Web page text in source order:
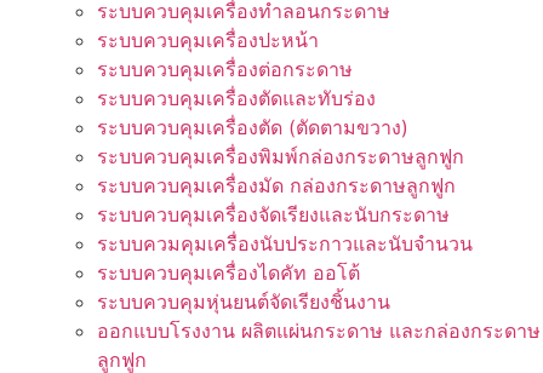
ระบบควบคุมเครื่องทำลอนกระดาษ
ระบบควบคุมเครื่องปะหน้า
ระบบควบคุมเครื่องต่อกระดาษ
ระบบควบคุมเครื่องตัดและทับร่อง
ระบบควบคุมเครื่องตัด (ตัดตามขวาง)
ระบบควบคุมเครื่องพิมพ์กล่องกระดาษลูกฟูก
ระบบควบคุมเครื่องมัด กล่องกระดาษลูกฟูก
ระบบควบคุมเครื่องจัดเรียงและนับกระดาษ
ระบบควมคุมเครื่องนับประกาวและนับจำนวน
ระบบควบคุมเครื่องไดคัท ออโต้
ระบบควบคุมหุ่นยนต์จัดเรียงชิ้นงาน
ออกแบบโรงงาน ผลิตแผ่นกระดาษ และกล่องกระดาษ
ลูกฟูก